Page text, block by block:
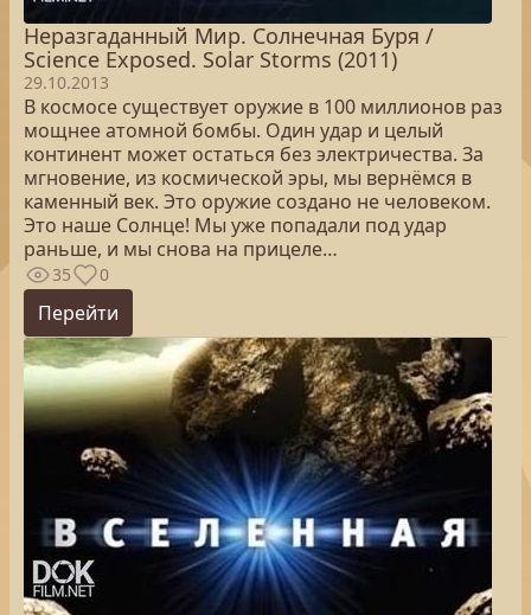
Неразгаданный Мир. Солнечная Буря /
Science Exposed. Solar Storms (2011)
29.10.2013
В космосе существует оружие в 100 миллионов раз
мощнее атомной бомбы. Один удар и целый
континент может остаться без электричества. За
мгновение, из космической эры, мы вернёмся в
каменный век. Это оружие создано не человеком.
Это наше Солнце! Мы уже попадали под удар
раньше, и мы снова на прицеле…
35 0
Перейти